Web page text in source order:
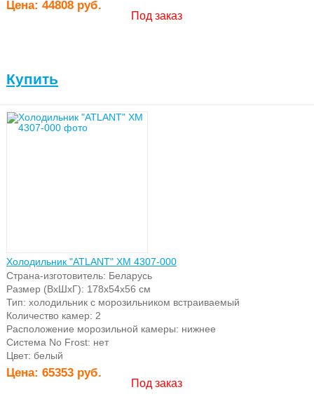
Цена: 44808 руб.
Под заказ
Купить
Холодильник "ATLANT" ХМ 4307-000
Страна-изготовитель: Беларусь
Размер (ВхШхГ): 178х54х56 см
Тип: холодильник с морозильником встраиваемый
Количество камер: 2
Расположение морозильной камеры: нижнее
Система No Frost: нет
Цвет: белый
Цена: 65353 руб.
Под заказ